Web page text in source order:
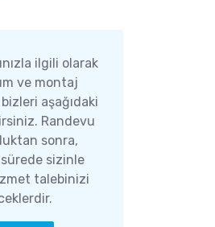
ilgili olarak
ve montaj
aşağıdaki
Randevu
sonra,
sizinle
talebinizi